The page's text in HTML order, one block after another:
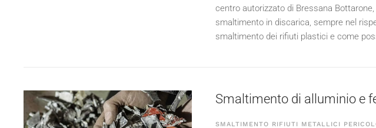
centro autorizzato di Bressana
smaltimento in discarica, sempre nel
smaltimento dei rifiuti plastici e come
Smaltimento di alluminio e
SMALTIMENTO RIFIUTI METALLICI